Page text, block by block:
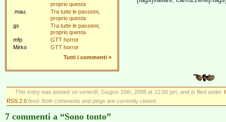
proprio questa
.mau.
Tra tutte le passioni,
proprio questa
gs
Tra tutte le passioni,
proprio questa
mfp
GTT horror
Mirko
GTT horror
Tutti i commenti »
This entry was posted on venerdì, Giugno 20th, 2008 at 12:55 pm, and is filed under
RSS 2.0 feed. Both comments and pings are currently closed.
7 commenti a “Sono tonto”